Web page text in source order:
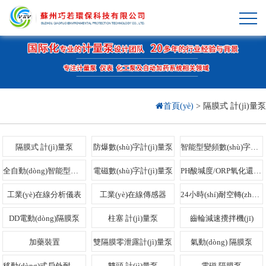
首頁(yè) > 隔膜式 計(jì)量泵
隔膜式 計(jì)量泵 防爆數(shù)字計(jì)量泵 智能型變頻數(shù)字計(jì)量泵
全自動(dòng)智能型數(shù)字電動(dòng)隔膜泵 電磁數(shù)字計(jì)量泵 PH酸堿度/ORP氧化還原全自動(dòng)高精…
工業(yè)在線分析儀表 工業(yè)在線傳感器 24小時(shí)耐空轉(zhuǎn)化工泵
DD電動(dòng)隔膜泵 柱塞 計(jì)量泵 齒輪減速攪拌機(jī)
加藥裝置 雙隔膜零泄露計(jì)量泵 氣動(dòng) 隔膜泵